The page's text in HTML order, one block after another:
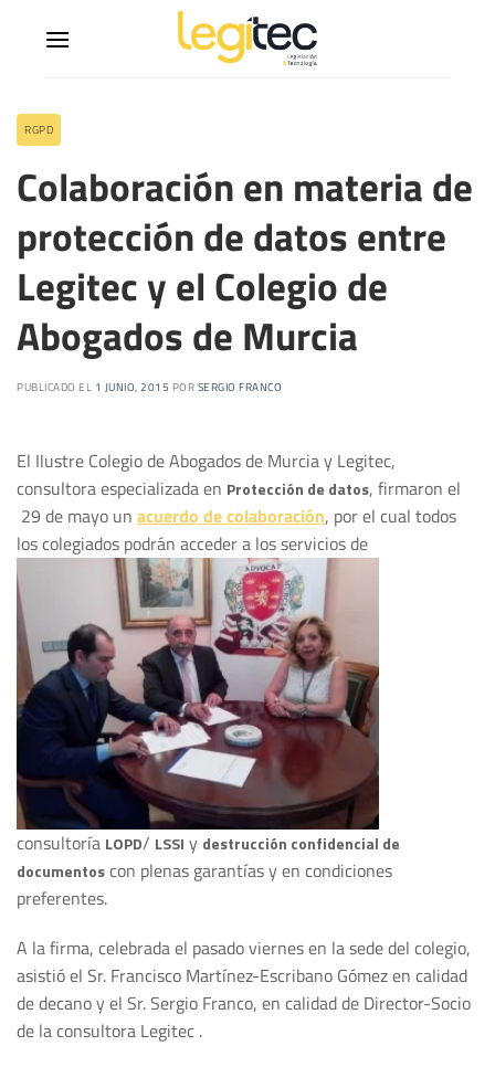
RGPD
Colaboración en materia de
protección de datos entre
Legitec y el Colegio de
Abogados de Murcia
PUBLICADO EL 1 JUNIO, 2015 POR SERGIO FRANCO
El Ilustre Colegio de Abogados de Murcia y Legitec,
consultora especializada en Protección de datos, firmaron el
29 de mayo un acuerdo de colaboración, por el cual todos
los colegiados podrán acceder a los servicios de
consultoría LOPD/ LSSI y destrucción confidencial de
documentoscon plenas garantías y en condiciones
preferentes.
A la firma, celebrada el pasado viernes en la sede del colegio,
asistió el Sr. Francisco Martínez-Escribano Gómez en calidad
de decano y el Sr. Sergio Franco, en calidad de Director-Socio
de la consultora Legitec .